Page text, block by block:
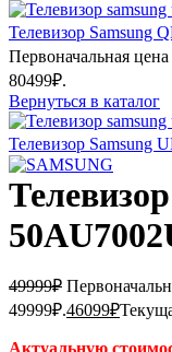
Телевизор Samsung
Первоначальная
80499₽.
Вернуться в каталог
Телевизор Samsung
49999₽
49999₽.46099₽
Актуальную